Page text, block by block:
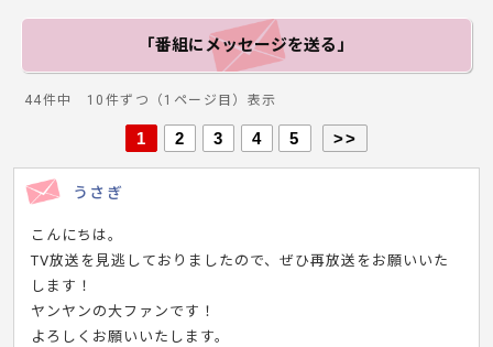
「番組にメッセージを送る」
44件中 10件ずつ（1ページ目）表示
1 2 3 4 5 >>
うさぎ
こんにちは。
TV放送を見逃しておりましたので、ぜひ再放送をお願いいた
します！
ヤンヤンの大ファンです！
よろしくお願いいたします。